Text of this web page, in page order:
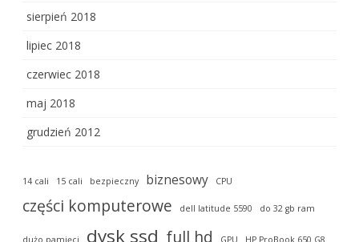
sierpień 2018
lipiec 2018
czerwiec 2018
maj 2018
grudzień 2012
14 cali 15 cali bezpieczny biznesowy CPU
części komputerowe dell latitude 5590 do 32 gb ram
dużo pamięci dysk ssd full hd GPU HP ProBook 650 G8